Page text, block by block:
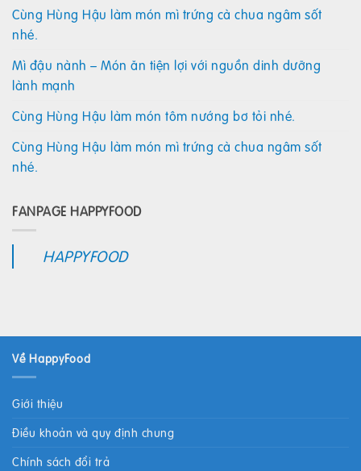
Cùng Hùng Hậu làm món mì trứng cà chua ngâm sốt
nhé.
Mì đậu nành – Món ăn tiện lợi với nguồn dinh dưỡng
lành mạnh
Cùng Hùng Hậu làm món tôm nướng bơ tỏi nhé.
Cùng Hùng Hậu làm món mì trứng cà chua ngâm sốt
nhé.
FANPAGE HAPPYFOOD
HAPPYFOOD
Về HappyFood
Giới thiệu
Điều khoản và quy định chung
Chính sách đổi trả